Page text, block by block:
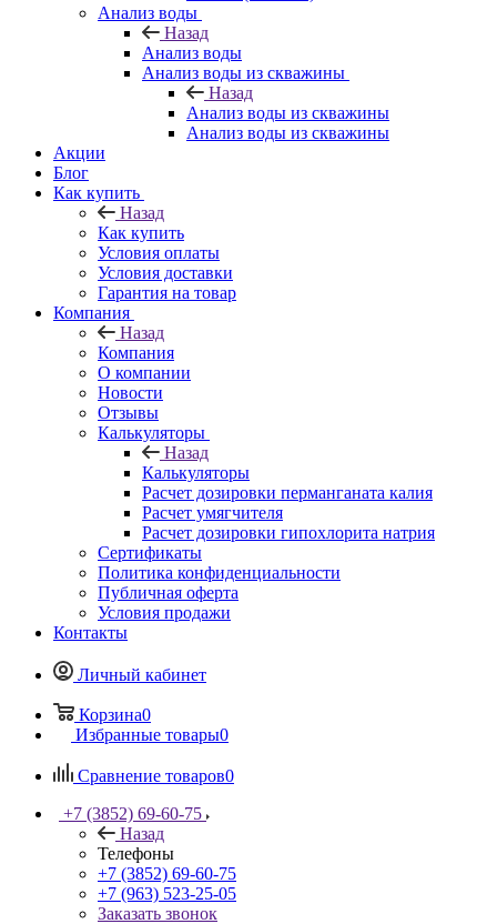
Анализ воды
Назад
Анализ воды
Анализ воды из скважины
Назад
Анализ воды из скважины
Анализ воды из скважины
Акции
Блог
Как купить
Назад
Как купить
Условия оплаты
Условия доставки
Гарантия на товар
Компания
Назад
Компания
О компании
Новости
Отзывы
Калькуляторы
Назад
Калькуляторы
Расчет дозировки перманганата калия
Расчет умягчителя
Расчет дозировки гипохлорита натрия
Сертификаты
Политика конфиденциальности
Публичная оферта
Условия продажи
Контакты
Личный кабинет
Корзина0
Избранные товары0
Сравнение товаров0
+7 (3852) 69-60-75
Назад
Телефоны
+7 (3852) 69-60-75
+7 (963) 523-25-05
Заказать звонок